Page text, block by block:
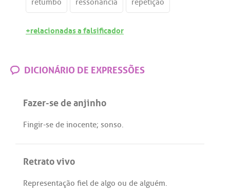
+relacionadas a falsificador
DICIONÁRIO DE EXPRESSÕES
Fazer-se de anjinho
Fingir-se de inocente; sonso.
Retrato vivo
Representação fiel de algo ou de alguém.